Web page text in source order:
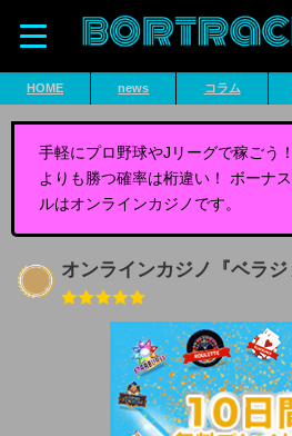
HOME news コラム
手軽にプロ野球やJリーグで稼ごう
よりも勝つ確率は桁違い！ ボーナ
ルはオンラインカジノです。
オンラインカジノ『ベラジ